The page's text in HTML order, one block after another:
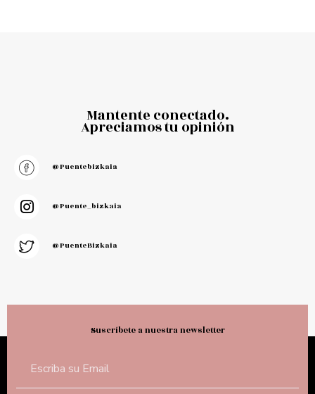
Mantente conectado.
Apreciamos tu opinión
@puentebizkaia
@puente_bizkaia
@PuenteBizkaia
Suscríbete a nuestra newsletter